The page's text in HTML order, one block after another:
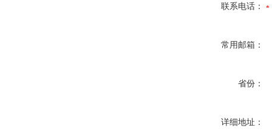
联系电话：
常用邮箱：
省份：
详细地址：